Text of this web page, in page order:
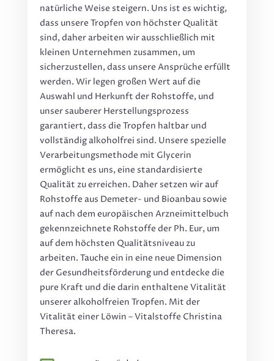
natürliche Weise steigern. Uns ist es wichtig,
dass unsere Tropfen von höchster Qualität
sind, daher arbeiten wir ausschließlich mit
kleinen Unternehmen zusammen, um
sicherzustellen, dass unsere Ansprüche erfüllt
werden. Wir legen großen Wert auf die
Auswahl und Herkunft der Rohstoffe, und
unser sauberer Herstellungsprozess
garantiert, dass die Tropfen haltbar und
vollständig alkoholfrei sind. Unsere spezielle
Verarbeitungsmethode mit Glycerin
ermöglicht es uns, eine standardisierte
Qualität zu erreichen. Daher setzen wir auf
Rohstoffe aus Demeter- und Bioanbau sowie
auf nach dem europäischen Arzneimittelbuch
gekennzeichnete Rohstoffe der Ph. Eur, um
auf dem höchsten Qualitätsniveau zu
arbeiten. Tauche ein in eine neue Dimension
der Gesundheitsförderung und entdecke die
pure Kraft und die darin enthaltene Vitalität
unserer alkoholfreien Tropfen. Mit der
Vitalität einer Löwin – Vitalstoffe Christina
Theresa.